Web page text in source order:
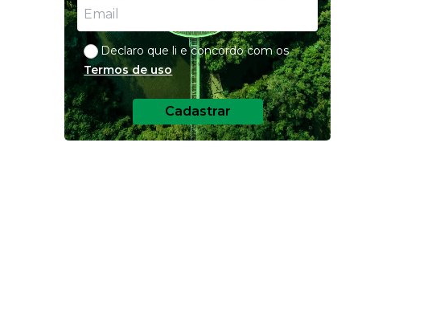
Declaro que li e concordo com os
Termos de uso
Cadastrar